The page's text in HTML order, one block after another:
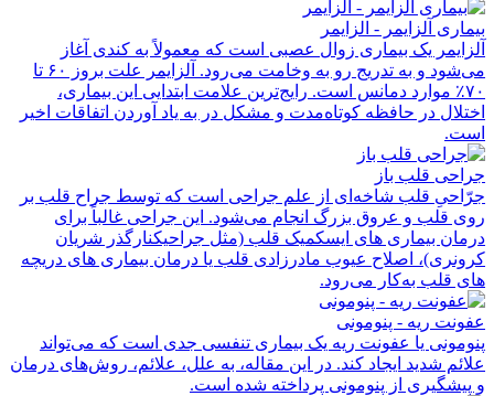
بیماری آلزایمر - الزایمر
آلزایمر یک بیماری زوال عصبی است که معمولاً به کندی آغاز
می‌شود و به تدریج رو به وخامت می‌رود. آلزایمر علت بروز ۶۰ تا
۷۰٪ موارد دمانس است. رایج‌ترین علامت ابتدایی این بیماری،
اختلال در حافظه کوتاه‌مدت و مشکل در به یاد آوردن اتفاقات اخیر
است.
جراحی قلب باز
جرّاحیِ قلب شاخه‌ای از علم جراحی است که توسط جراح قلب بر
روی قلب و عروق بزرگ انجام می‌شود. این جراحی غالباً برای
درمان بیماری های ایسکمیک قلب (مثل جراحیکنارگذر شریان
کرونری)، اصلاح عیوب مادرزادی قلب یا درمان بیماری های دریچه
های قلب به‌کار می‌رود.
عفونت ریه - پنومونی
پنومونی یا عفونت ریه یک بیماری تنفسی جدی است که می‌تواند
علائم شدید ایجاد کند. در این مقاله، به علل، علائم، روش‌های درمان
و پیشگیری از پنومونی پرداخته شده است.